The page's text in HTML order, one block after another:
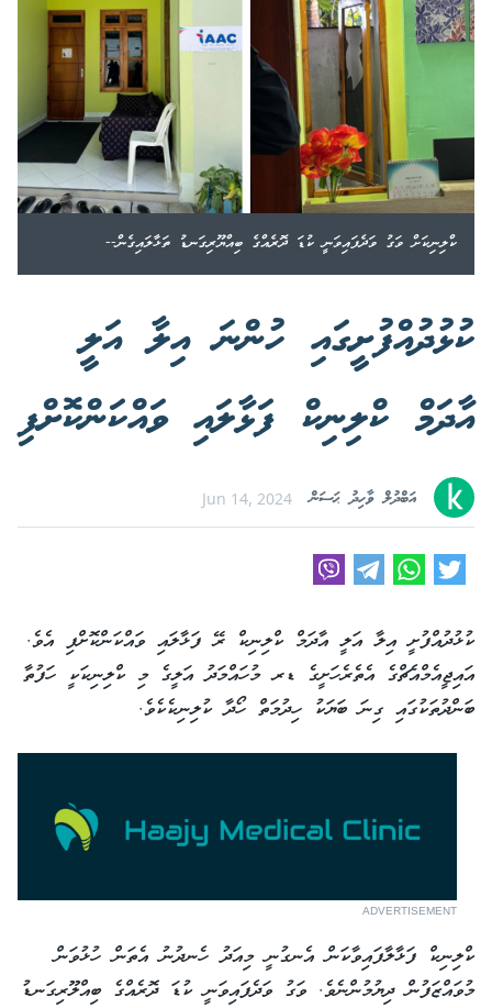
ކްލިނިކަށް ވަގު ވަދެފައިވަނީ ކުޑަ ދޮރެއްގެ ބިއްޔޫރިގަނޑު ތަޅާލައިގެން--
ކުޅުދުއްފުށީގައި ހުންނަ އިލާ އަލީ
އާދަމް ކްލިނިކް ފަޅާލައި ވައްކަންކޮށްފި
އަބްދުލް ވާހިދު ޙަސަން Jun 14, 2024
ކުޅުދުއްފުށީ އިލާ އަލީ އާދަމް ކްލިނިކް ރޭ ފަޅާލައި ވައްކަންކޮށްފި އެވެ.
އައިޖީއެމްއެޗްގެ އެތެރެހަށީގެ ޑރ މުހައްމަދު އަލީގެ މި ކްލިނިކަކީ ހަފުތާ
ބަންދުތަކުގައި ގިނަ ބަޔަކު ހިދުމަތް ހޯދާ ކުލިނިކެކެވެ.
ADVERTISEMENT
ކްލިނިކް ފަޅާލާފައިވާކަން އެނގުނީ މިއަދު ހެނދުނު އެތަން ހުޅުވަން
މުވައްޒަފުން ދިޔުމުންނެވެ. ވަގު ވަދެފައިވަނީ ކުޑަ ދޮރެއްގެ ބިއްލޫރިގަނޑު